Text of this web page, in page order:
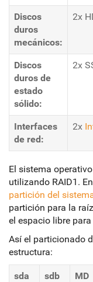
Discos
duros
mecánicos:
2x
Discos
duros de
estado
sólido:
2x
Interfaces
de red:
2x
El sistema
utilizando RAID1.
partición del
partición para la
el espacio libre
Así el particionado
estructura:
sda sdb MD